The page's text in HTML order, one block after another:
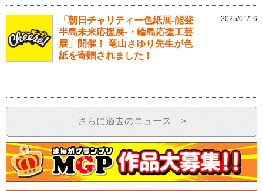
「朝日チャリティー色紙展-能登
半島未来応援展-・輪島応援工芸
展」開催！ 竜山さゆり先生が色
紙を寄贈されました！
2025/01/16
さらに過去のニュース >